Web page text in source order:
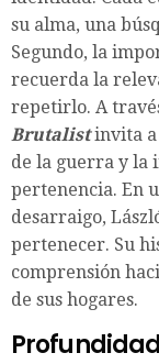
su alma, una
Segundo, la
recuerda la
repetirlo. A
Brutalistinvita a
de la guerra y la
pertenencia. En
desarraigo,
pertenecer. Su
comprensión
de sus hogares.